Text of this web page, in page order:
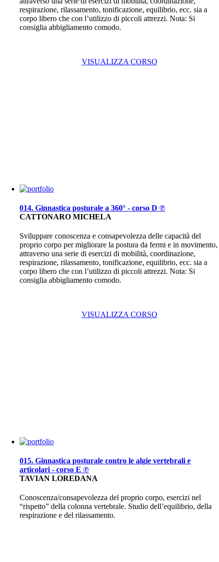
respirazione, rilassamento, tonificazione, equilibrio, ecc. sia a
corpo libero che con l’utilizzo di piccoli attrezzi. Nota: Si
consiglia abbigliamento comodo.
VISUALIZZA CORSO
014. Ginnastica posturale a 360° - corso D ℗
CATTONARO MICHELA
Sviluppare conoscenza e consapevolezza delle capacità del
proprio corpo per migliorare la postura da fermi e in movimento,
attraverso una serie di esercizi di mobilità, coordinazione,
respirazione, rilassamento, tonificazione, equilibrio, ecc. sia a
corpo libero che con l’utilizzo di piccoli attrezzi. Nota: Si
consiglia abbigliamento comodo.
VISUALIZZA CORSO
015. Ginnastica posturale contro le algie vertebrali e
articolari - corso E ℗
TAVIAN LOREDANA
Conoscenza/consapevolezza del proprio corpo, esercizi nel
“rispetto” della colonna vertebrale. Studio dell’equilibrio, della
respirazione e del rilassamento.